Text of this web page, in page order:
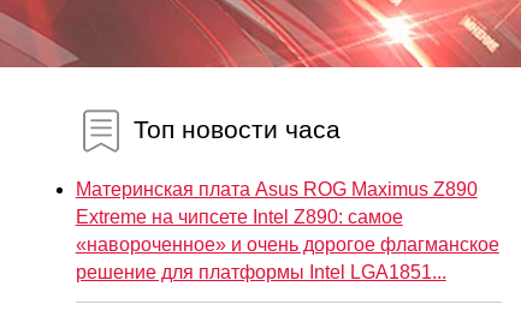
Топ новости часа
Материнская плата Asus ROG Maximus Z890
Extreme на чипсете Intel Z890: самое
«навороченное» и очень дорогое флагманское
решение для платформы Intel LGA1851...